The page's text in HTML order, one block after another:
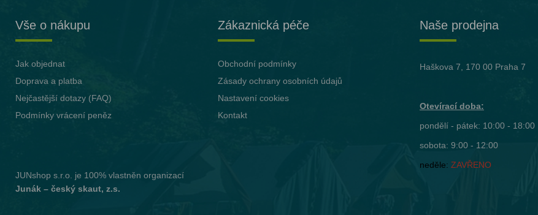
Vše o nákupu
Jak objednat
Doprava a platba
Nejčastější dotazy (FAQ)
Podmínky vrácení peněz
JUNshop s.r.o.
je 100% vlastněn organizací
Junák – český skaut, z.s.
Zákaznická péče
Obchodní podmínky
Zásady ochrany osobních údajů
Nastavení cookies
Kontakt
Naše prodejna
Haškova 7, 170 00 Praha 7
Otevírací doba:
pondělí - pátek: 10:00 - 18:00
sobota: 9:00 - 12:00
neděle: ZAVŘENO